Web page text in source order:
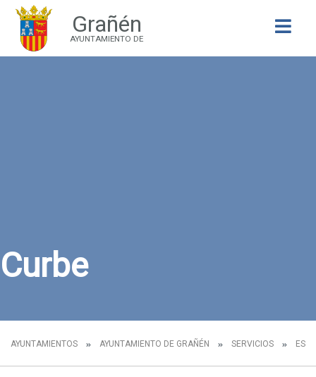
Grañén
AYUNTAMIENTO DE
Curbe
AYUNTAMIENTOS AYUNTAMIENTO DE GRAÑÉN SERVICIOS